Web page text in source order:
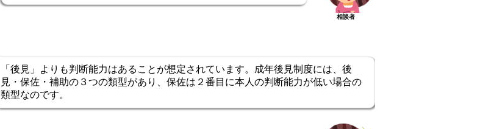
相談者
「後見」よりも判断能力はあることが想定されています。成年後見制度には、後
見・保佐・補助の３つの類型があり、保佐は２番目に本人の判断能力が低い場合の
類型なのです。